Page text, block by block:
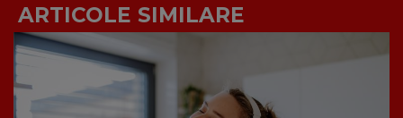
ARTICOLE SIMILARE